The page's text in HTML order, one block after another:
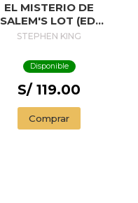
EL MISTERIO DE
SALEM'S LOT (ED.
50 ANIVERSARIO) /
STEPHEN KING
Disponible
S/ 119.00
Comprar